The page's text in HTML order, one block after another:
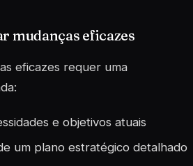
mudanças eficazes
eficazes requer uma
e objetivos atuais
um plano estratégico detalhado